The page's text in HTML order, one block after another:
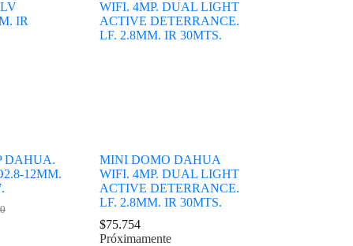
DAHUA.
12MM.
MINI DOMO DAHUA
WIFI. 4MP. DUAL LIGHT
ACTIVE DETERRANCE.
LF. 2.8MM. IR 30MTS.
$75.754
Próximamente